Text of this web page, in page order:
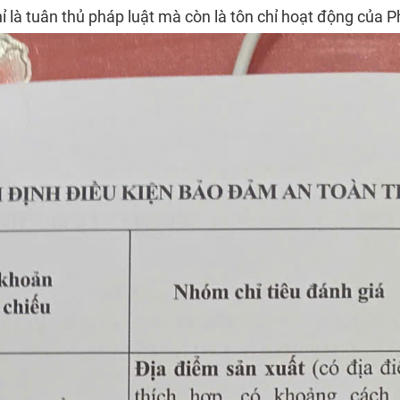
tuân thủ pháp luật mà còn là tôn chỉ hoạt động của